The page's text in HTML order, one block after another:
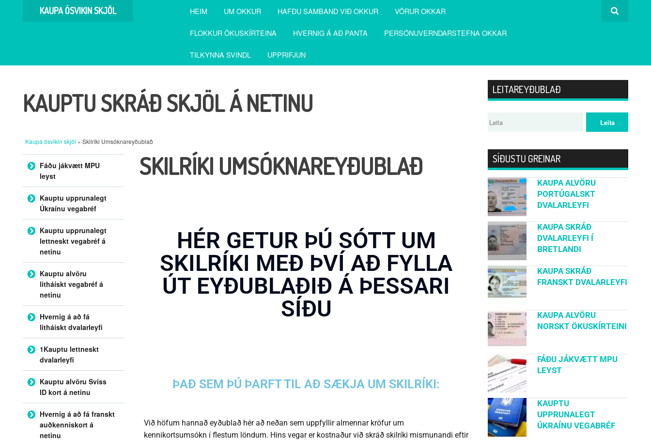
KAUPA ÓSVIKIN SKJÖL HEIM UM OKKUR HAFÐU SAMBAND VIÐ OKKUR VÖRUR OKKAR
FLOKKUR ÖKUSKÍRTEINA HVERNIG Á AÐ PANTA PERSÓNUVERNDARSTEFNA OKKAR
TILKYNNA SVINDL UPPRIFJUN
KAUPTU SKRÁÐ SKJÖL Á NETINU
Kaupa ósvikin skjöl » Skilríki Umsóknareyðublað
SKILRÍKI UMSÓKNAREYÐUBLAÐ
HÉR GETUR ÞÚ SÓTT UM
SKILRÍKI MEÐ ÞVÍ AÐ FYLLA
ÚT EYÐUBLAÐIÐ Á ÞESSARI
SÍÐU
ÞAÐ SEM ÞÚ ÞARFT TIL AÐ SÆKJA UM SKILRÍKI:
Við höfum hannað eyðublað hér að neðan sem uppfyllir almennar kröfur um
kennikortsumsókn í flestum löndum. Hins vegar er kostnaður við skráð skilríki mismunandi eftir
Fara í efni
Fáðu jákvætt MPU
leyst
Kauptu upprunalegt
Úkraínu vegabréf
Kauptu upprunalegt
lettneskt vegabréf á
netinu
Kauptu alvöru
litháískt vegabréf á
netinu
Hvernig á að fá
litháískt dvalarleyfi
1Kauptu lettneskt
dvalarleyfi
Kauptu alvöru Sviss
ID kort á netinu
Hvernig á að fá franskt
auðkenniskort á
netinu
LEITAREYÐUBLAÐ
SÍÐUSTU GREINAR
KAUPA ALVÖRU
PORTÚGALSKT
DVALARLEYFI
KAUPA SKRÁÐ
DVALARLEYFI Í
BRETLANDI
KAUPA SKRÁÐ
FRANSKT DVALARLEYFI
KAUPA ALVÖRU
NORSKT ÖKUSKÍRTEINI
FÁÐU JÁKVÆTT MPU
LEYST
KAUPTU
UPPRUNALEGT
ÚKRAÍNU VEGABRÉF